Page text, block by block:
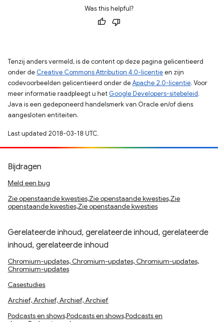
Was this helpful?
Tenzij anders vermeld, is de content op deze pagina gelicentieerd
onder de Creative Commons Attribution 4.0-licentieen zijn
codevoorbeelden gelicentieerd onder deApache 2.0-licentie. Voor
meer informatie raadpleegt u het Google Developers-sitebeleid.
Java is een gedeponeerd handelsmerk van Oracle en/of diens
aangesloten entiteiten.
Last updated 2018-03-18 UTC.
Bijdragen
Meld een bug
Zie openstaande kwesties,Zie openstaande kwesties,Zie
openstaande kwesties,Zie openstaande kwesties
Gerelateerde inhoud, gerelateerde inhoud, gerelateerde
inhoud, gerelateerde inhoud
Chromium-updates, Chromium-updates, Chromium-updates,
Chromium-updates
Casestudies
Archief, Archief, Archief, Archief
Podcasts en shows,Podcasts en shows,Podcasts en